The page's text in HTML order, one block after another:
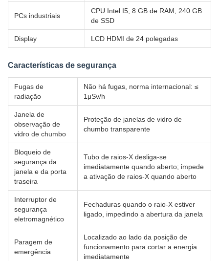
PCs industriais
CPU Intel I5, 8 GB de RAM, 240 GB
de SSD
Display LCD HDMI de 24 polegadas
Características de segurança
Fugas de
radiação
Não há fugas, norma internacional: ≤
1μSv/h
Janela de
observação de
vidro de chumbo
Proteção de janelas de vidro de
chumbo transparente
Bloqueio de
segurança da
janela e da porta
traseira
Tubo de raios-X desliga-se
imediatamente quando aberto; impede
a ativação de raios-X quando aberto
Interruptor de
segurança
eletromagnético
Fechaduras quando o raio-X estiver
ligado, impedindo a abertura da janela
Paragem de
emergência
Localizado ao lado da posição de
funcionamento para cortar a energia
imediatamente